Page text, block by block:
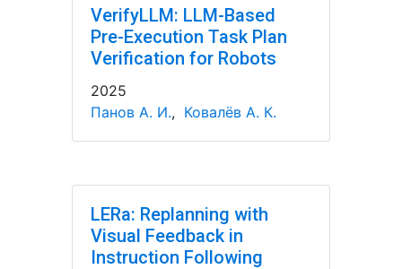
VerifyLLM: LLM-Based
Pre-Execution Task Plan
Verification for Robots
2025
Панов А. И., Ковалёв А. К.
LERa: Replanning with
Visual Feedback in
Instruction Following